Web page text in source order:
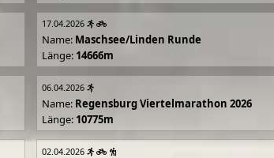
17.04.2026
Name: Maschsee/Linden Runde
Länge: 14666m
06.04.2026
Name: Regensburg Viertelmarathon 2026
Länge: 10775m
02.04.2026